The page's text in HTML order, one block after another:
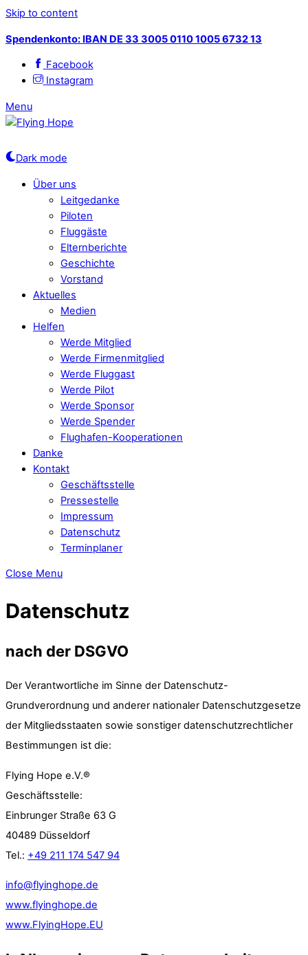
Skip to content
Spendenkonto: IBAN DE 33 3005 0110 1005 6732 13
Facebook
Instagram
Menu
Dark mode
Über uns
Leitgedanke
Piloten
Fluggäste
Elternberichte
Geschichte
Vorstand
Aktuelles
Medien
Helfen
Werde Mitglied
Werde Firmenmitglied
Werde Fluggast
Werde Pilot
Werde Sponsor
Werde Spender
Flughafen-Kooperationen
Danke
Kontakt
Geschäftsstelle
Pressestelle
Impressum
Datenschutz
Terminplaner
Close Menu
Datenschutz
nach der DSGVO
Der Verantwortliche im Sinne der Datenschutz-
Grundverordnung und anderer nationaler Datenschutzgesetze
der Mitgliedsstaaten sowie sonstiger datenschutzrechtlicher
Bestimmungen ist die:
Flying Hope e.V.®
Geschäftsstelle:
Einbrunger Straße 63 G
40489 Düsseldorf
Tel.: +49 211 174 547 94
info@flyinghope.de
www.flyinghope.de
www.FlyingHope.EU